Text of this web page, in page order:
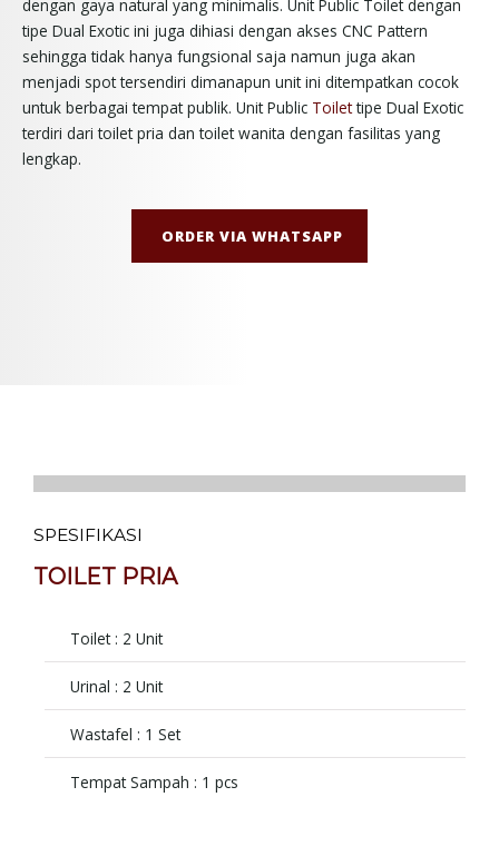
dengan gaya natural yang minimalis. Unit Public Toilet dengan
tipe Dual Exotic ini juga dihiasi dengan akses CNC Pattern
sehingga tidak hanya fungsional saja namun juga akan
menjadi spot tersendiri dimanapun unit ini ditempatkan cocok
untuk berbagai tempat publik. Unit Public Toilettipe Dual Exotic
terdiri dari toilet pria dan toilet wanita dengan fasilitas yang
lengkap.
ORDER VIA WHATSAPP
SPESIFIKASI
TOILET PRIA
Toilet : 2 Unit
Urinal : 2 Unit
Wastafel : 1 Set
Tempat Sampah : 1 pcs